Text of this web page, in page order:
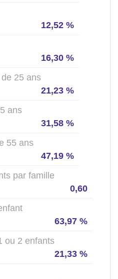
12,52 %
16,30 %
25 ans
21,23 %
ans
31,58 %
55 ans
47,19 %
par famille
0,60
63,97 %
ou 2 enfants
21,33 %